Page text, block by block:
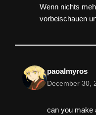
Wenn nichts
vorbeischauen
paoalmyros
December 30,
can you make